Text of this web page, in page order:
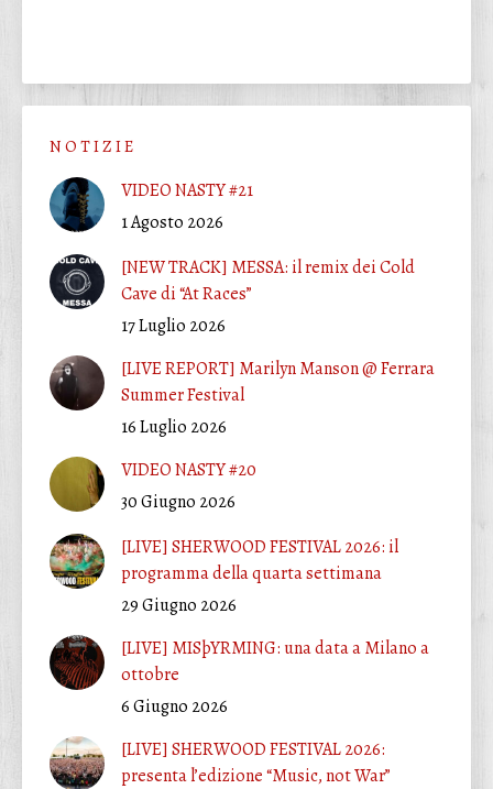
N O T I Z I E
VIDEO NASTY #21
1 Agosto 2026
[NEW TRACK] MESSA: il remix dei Cold
Cave di “At Races”
17 Luglio 2026
[LIVE REPORT] Marilyn Manson @ Ferrara
Summer Festival
16 Luglio 2026
VIDEO NASTY #20
30 Giugno 2026
[LIVE] SHERWOOD FESTIVAL 2026: il
programma della quarta settimana
29 Giugno 2026
[LIVE] MISþYRMING: una data a Milano a
ottobre
6 Giugno 2026
[LIVE] SHERWOOD FESTIVAL 2026:
presenta l’edizione “Music, not War”